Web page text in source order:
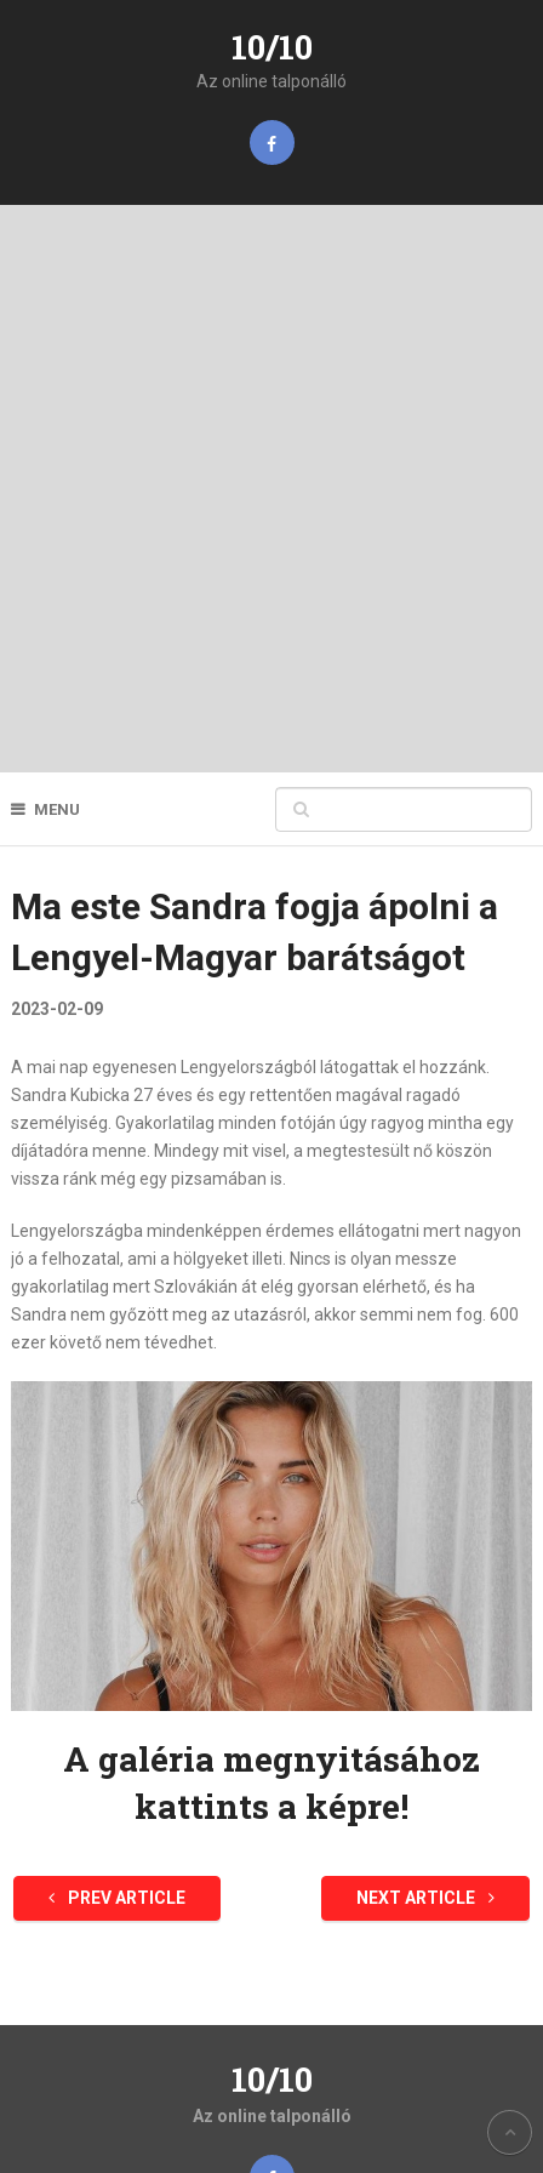
10/10
Az online talponálló
MENU
Ma este Sandra fogja ápolni a
Lengyel-Magyar barátságot
2023-02-09
A mai nap egyenesen Lengyelországból látogattak el hozzánk.
Sandra Kubicka 27 éves és egy rettentően magával ragadó
személyiség. Gyakorlatilag minden fotóján úgy ragyog mintha egy
díjátadóra menne. Mindegy mit visel, a megtestesült nő köszön
vissza ránk még egy pizsamában is.
Lengyelországba mindenképpen érdemes ellátogatni mert nagyon
jó a felhozatal, ami a hölgyeket illeti. Nincs is olyan messze
gyakorlatilag mert Szlovákián át elég gyorsan elérhető, és ha
Sandra nem győzött meg az utazásról, akkor semmi nem fog. 600
ezer követő nem tévedhet.
A galéria megnyitásához
kattints a képre!
PREV ARTICLE NEXT ARTICLE
10/10
Az online talponálló